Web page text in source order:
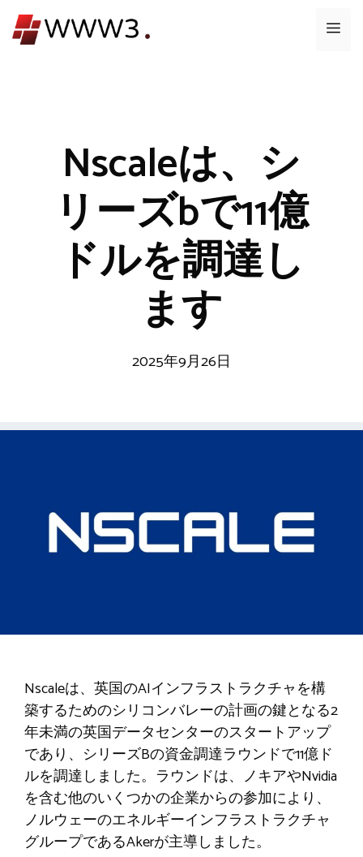
ン
メ
Nscaleは、シ
リーズbで11億
ドルを調達し
ます
2025年9月26日
Nscaleは、英国のAIインフラストラクチャを構
築するためのシリコンバレーの計画の鍵となる2
年未満の英国データセンターのスタートアップ
であり、シリーズBの資金調達ラウンドで11億ド
ルを調達しました。ラウンドは、ノキアやNvidia
を含む他のいくつかの企業からの参加により、
ノルウェーのエネルギーインフラストラクチャ
グループであるAkerが主導しました。